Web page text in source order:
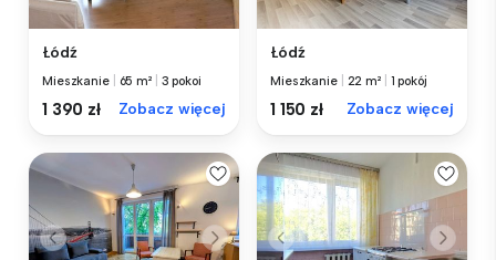
Łódź
Mieszkanie 65 m² 3 pokoi
1 390 zł Zobacz więcej
Łódź
Mieszkanie 22 m² 1 pokój
1 150 zł Zobacz więcej